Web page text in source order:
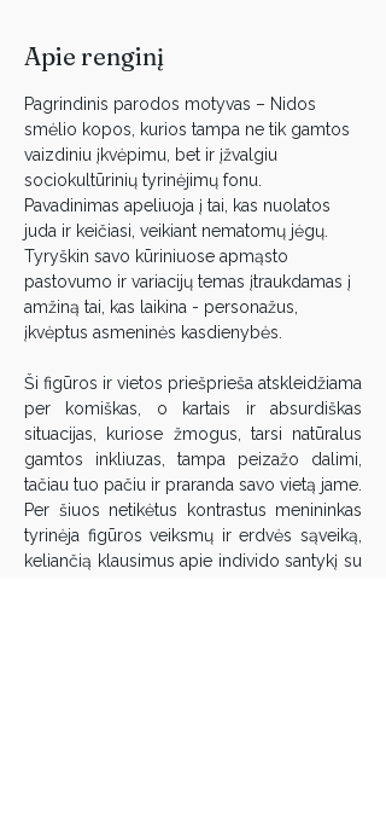
Apie renginį
Pagrindinis parodos motyvas – Nidos
smėlio kopos, kurios tampa ne tik gamtos
vaizdiniu įkvėpimu, bet ir įžvalgiu
sociokultūrinių tyrinėjimų fonu.
Pavadinimas apeliuoja į tai, kas nuolatos
juda ir keičiasi, veikiant nematomų jėgų.
Tyryškin savo kūriniuose apmąsto
pastovumo ir variacijų temas įtraukdamas į
amžiną tai, kas laikina - personažus,
įkvėptus asmeninės kasdienybės.
Ši figūros ir vietos priešprieša atskleidžiama
per komiškas, o kartais ir absurdiškas
situacijas, kuriose žmogus, tarsi natūralus
gamtos inkliuzas, tampa peizažo dalimi,
tačiau tuo pačiu ir praranda savo vietą jame.
Per šiuos netikėtus kontrastus menininkas
tyrinėja figūros veiksmų ir erdvės sąveiką,
keliančią klausimus apie individo santykį su